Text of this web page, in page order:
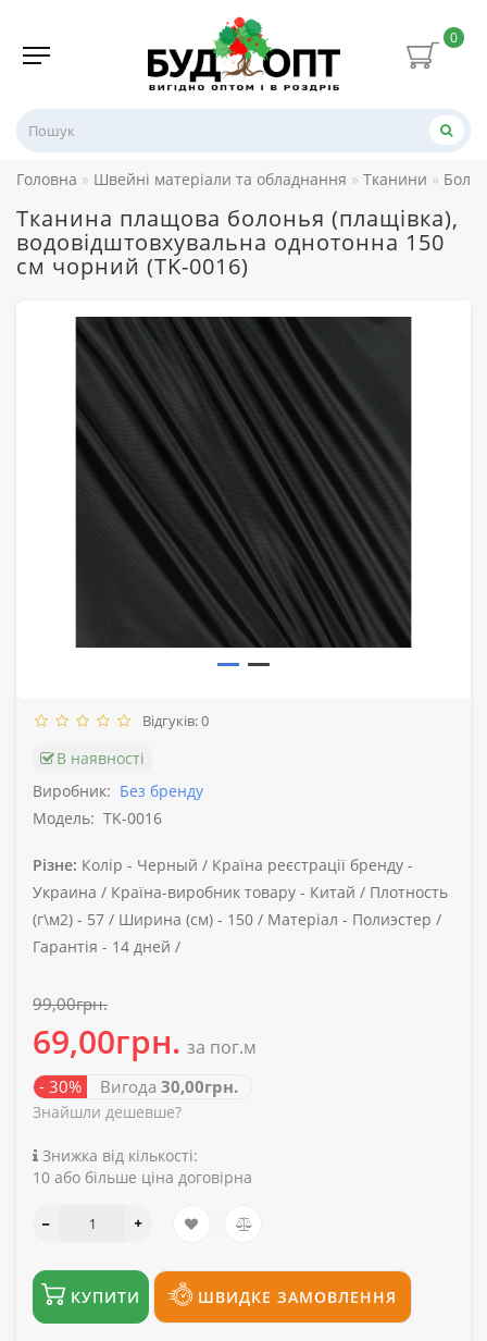
0
Головна Швейні матеріали та обладнання Тканини
Тканина плащова болонья (плащівка),
водовідштовхувальна однотонна 150
см чорний (TK-0016)
Відгуків: 0
В наявності
Виробник: Без бренду
Модель: TK-0016
Різне: Колір - Черный / Країна реєстрації бренду -
Украина / Країна-виробник товару - Китай / Плотность
(г\м2) - 57 / Ширина (см) - 150 / Матеріал - Полиэстер /
Гарантія - 14 дней /
99,00грн.
69,00грн. за пог.м
- 30% Вигода 30,00грн.
Знайшли дешевше?
Знижка від кількості:
10 або більше ціна договірна
КУПИТИ ШВИДКЕ ЗАМОВЛЕННЯ